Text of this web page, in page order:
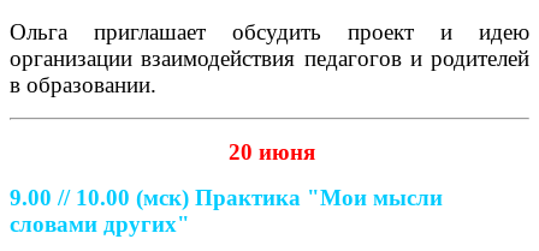
Ольга приглашает обсудить проект и идею
организации взаимодействия педагогов и родителей
в образовании.
20 июня
9.00 // 10.00 (мск) Практика "Мои мысли
словами других"